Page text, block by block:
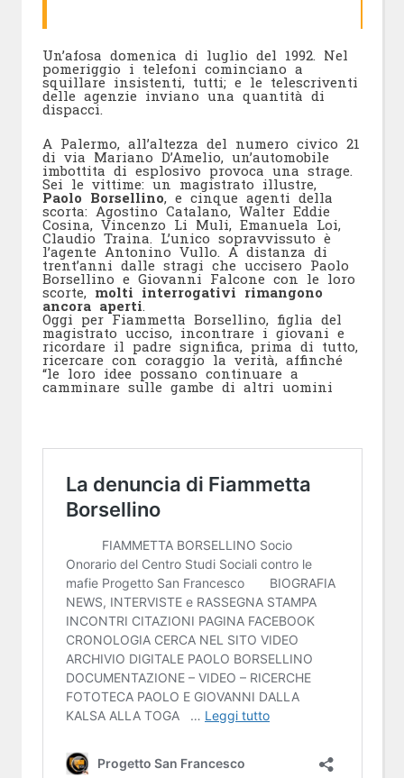
Un’afosa domenica di luglio del 1992. Nel
pomeriggio i telefoni cominciano a
squillare insistenti, tutti; e le telescriventi
delle agenzie inviano una quantità di
dispacci.
A Palermo, all’altezza del numero civico 21
di via Mariano D’Amelio, un’automobile
imbottita di esplosivo provoca una strage.
Sei le vittime: un magistrato illustre,
Paolo Borsellino, e cinque agenti della
scorta: Agostino Catalano, Walter Eddie
Cosina, Vincenzo Li Muli, Emanuela Loi,
Claudio Traina. L’unico sopravvissuto è
l’agente Antonino Vullo. A distanza di
trent’anni dalle stragi che uccisero Paolo
Borsellino e Giovanni Falcone con le loro
scorte, molti interrogativi rimangono
ancora aperti
Oggi per Fiammetta Borsellino, figlia del
magistrato ucciso, incontrare i giovani e
ricordare il padre significa, prima di tutto,
ricercare con coraggio la verità, affinché
“le loro idee possano continuare a
camminare sulle gambe di altri uomini